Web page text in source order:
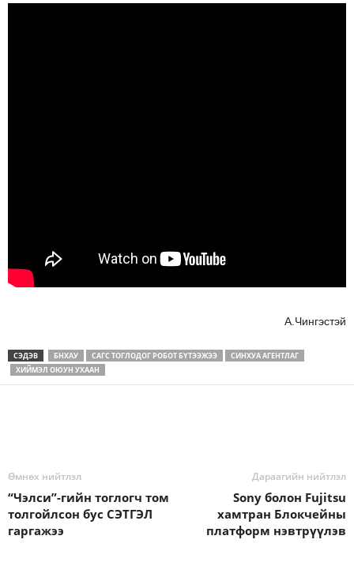
А.Чингэстэй
СЭДЭВ БНХАУ САГС ТОГЛОДОГ РОБОТ БҮТЭЭЖЭЭ
СИНХУА АГЕНТЛАГ
ХИЙМЭЛ ОЮУН УХААН
Өмнөх нийтлэл
“Чэлси”-гийн тоглогч том
толгойлсон бус СЭТГЭЛ
гаргажээ
Дараагийн нийтлэл
Sony болон Fujitsu
хамтран Блокчейны
платформ нэвтрүүлэв